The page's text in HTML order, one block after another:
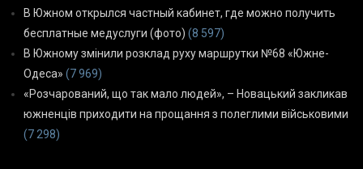
В Южном открылся частный кабинет, где можно получить
бесплатные медуслуги (фото) (8 597)
В Южному змінили розклад руху маршрутки №68 «Южне-
Одеса» (7 969)
«Розчарований, що так мало людей», – Новацький закликав
южненців приходити на прощання з полеглими військовими
(7 298)